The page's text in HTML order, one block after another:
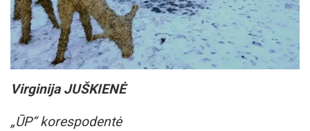
Virginija JUŠKIENĖ
„ŪP“ korespodentė